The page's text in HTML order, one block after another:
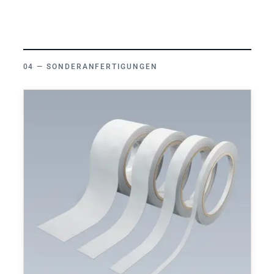
SONDERANFERTIGUNGEN